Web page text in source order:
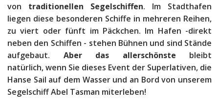
von traditionellen Segelschiffen. Im Stadthafen
liegen diese besonderen Schiffe in mehreren Reihen,
zu viert oder fünft im Päckchen. Im Hafen -direkt
neben den Schiffen - stehen Bühnen und sind Stände
aufgebaut. Aber das allerschönste bleibt
natürlich, wenn Sie dieses Event der Superlativen, die
Hanse Sail auf dem Wasser und an Bord von unserem
Segelschiff Abel Tasman miterleben!